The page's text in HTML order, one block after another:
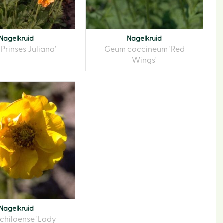
Nagelkruid
Juliana'
Nagelkruid
Geum coccineum 'Red
Wings'
Nagelkruid
'Lady